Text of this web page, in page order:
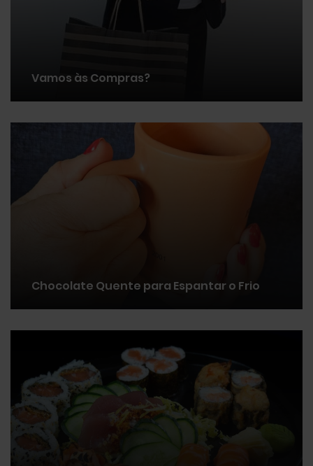
Vamos às Compras?
Chocolate Quente para Espantar o Frio